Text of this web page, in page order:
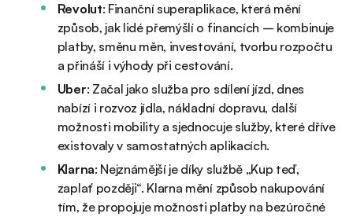
Revolut: Finanční superaplikace, která mění
způsob, jak lidé přemýšlí o financích – kombinuje
platby, směnu měn, investování, tvorbu rozpočtu
a přináší i výhody při cestování.
Uber: Začal jako služba pro sdílení jízd, dnes
nabízí i rozvoz jídla, nákladní dopravu, další
možnosti mobility a sjednocuje služby, které dříve
existovaly v samostatných aplikacích.
Klarna: Nejznámější je díky službě „Kup teď,
zaplať později“. Klarna mění způsob nakupování
tím, že propojuje možnosti platby na bezúročné